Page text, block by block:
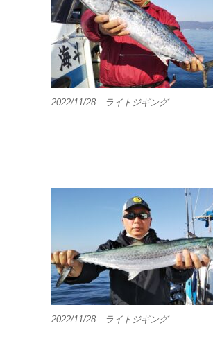
2022/11/28 ライトジギング
2022/11/28 ライトジギング